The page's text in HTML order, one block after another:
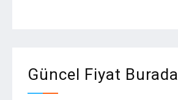
Güncel Fiyat Burada